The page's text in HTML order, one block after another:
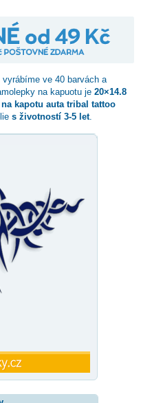
vyrábíme ve 40 barvách a
na kapuotu je 20×14.8
kapotu auta tribal tattoo
s životností 3-5 let.